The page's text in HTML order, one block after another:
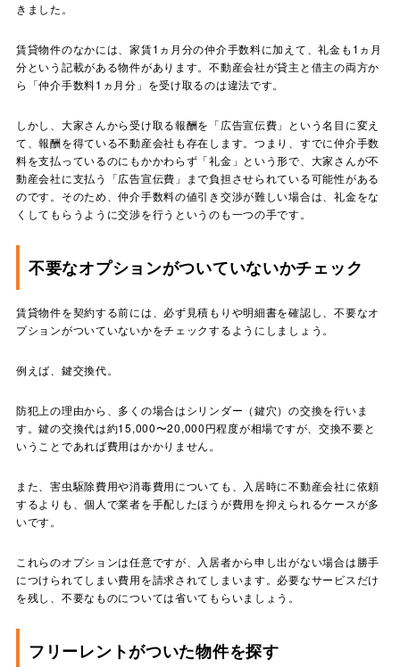
きました。
賃貸物件のなかには、家賃1ヵ月分の仲介手数料に加えて、礼金も1ヵ月
分という記載がある物件があります。不動産会社が貸主と借主の両方か
ら「仲介手数料1ヵ月分」を受け取るのは違法です。
しかし、大家さんから受け取る報酬を「広告宣伝費」という名目に変え
て、報酬を得ている不動産会社も存在します。つまり、すでに仲介手数
料を支払っているのにもかかわらず「礼金」という形で、大家さんが不
動産会社に支払う「広告宣伝費」まで負担させられている可能性がある
のです。そのため、仲介手数料の値引き交渉が難しい場合は、礼金をな
くしてもらうように交渉を行うというのも一つの手です。
不要なオプションがついていないかチェック
賃貸物件を契約する前には、必ず見積もりや明細書を確認し、不要なオ
プションがついていないかをチェックするようにしましょう。
例えば、鍵交換代。
防犯上の理由から、多くの場合はシリンダー（鍵穴）の交換を行いま
す。鍵の交換代は約15,000〜20,000円程度が相場ですが、交換不要と
いうことであれば費用はかかりません。
また、害虫駆除費用や消毒費用についても、入居時に不動産会社に依頼
するよりも、個人で業者を手配したほうが費用を抑えられるケースが多
いです。
これらのオプションは任意ですが、入居者から申し出がない場合は勝手
につけられてしまい費用を請求されてしまいます。必要なサービスだけ
を残し、不要なものについては省いてもらいましょう。
フリーレントがついた物件を探す